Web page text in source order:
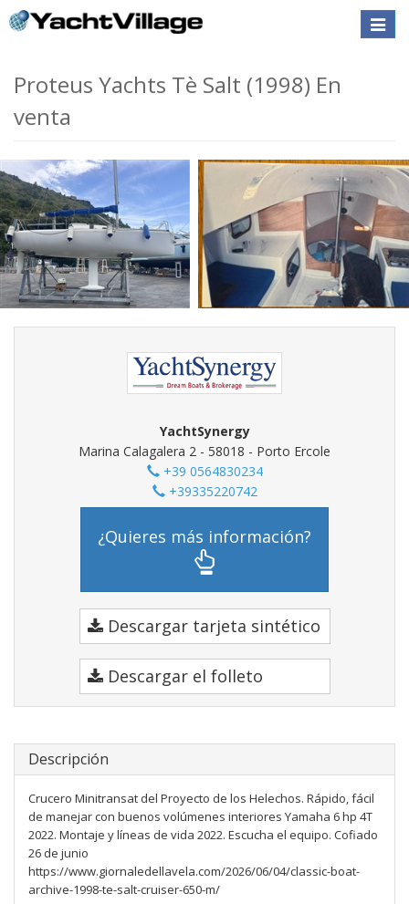
Toggle
Proteus Yachts Tè Salt (1998) En
venta
YachtSynergy
Marina Calagalera 2 - 58018 - Porto Ercole
+39 0564830234
+39335220742
¿Quieres más información?
Descargar tarjeta sintético
Descargar el folleto
Descripción
Crucero Minitransat del Proyecto de los Helechos. Rápido, fácil
de manejar con buenos volúmenes interiores Yamaha 6 hp 4T
2022. Montaje y líneas de vida 2022. Escucha el equipo. Cofiado
26 de junio
https://www.giornaledellavela.com/2026/06/04/classic-boat-
archive-1998-te-salt-cruiser-650-m/